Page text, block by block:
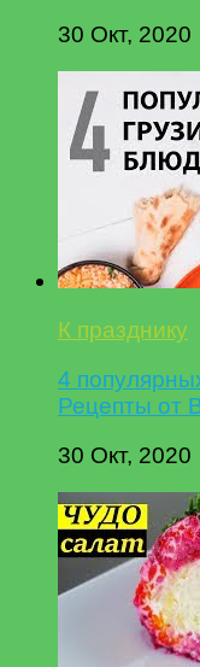
30 Окт, 2020
К празднику
4
Рецепты от
30 Окт, 2020